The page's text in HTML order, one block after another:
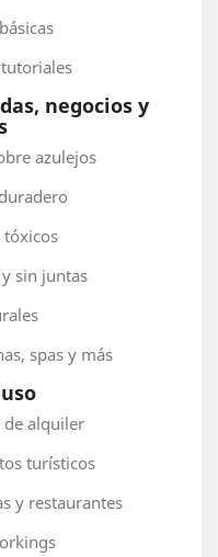
negocios y
azulejos
tóxicos
sin juntas
spas y más
de alquiler
turísticos
y restaurantes